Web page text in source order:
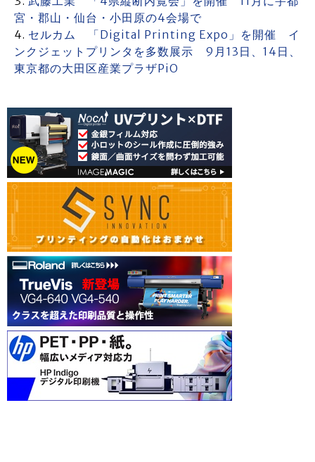
宮・郡山・仙台・小田原の4会場で
セルカム 「Digital Printing Expo」を開催 イ
ンクジェットプリンタを多数展示 9月13日、14日、
東京都の大田区産業プラザPiO